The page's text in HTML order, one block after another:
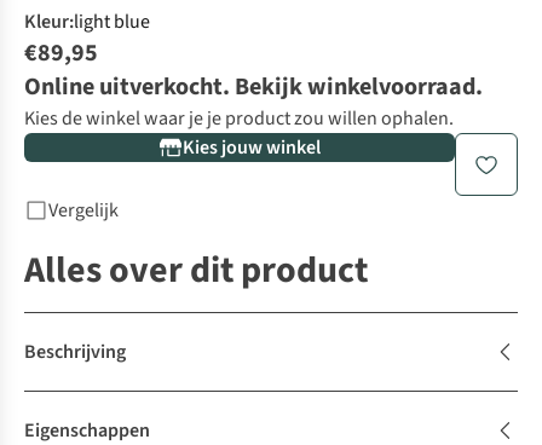
Kleur:light blue
€89,95
Online uitverkocht. Bekijk winkelvoorraad.
Kies de winkel waar je je product zou willen ophalen.
Kies jouw winkel
Vergelijk
Alles over dit product
Beschrijving
Eigenschappen